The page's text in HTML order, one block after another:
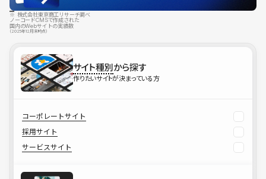
※ 株式会社東京商工リサーチ調べ
ノーコードCMSで作成された
国内のWebサイトの実績数
（2025年12月末時点）
サイト種別から探す
作りたいサイトが決まっている方
コーポレートサイト
採用サイト
サービスサイト